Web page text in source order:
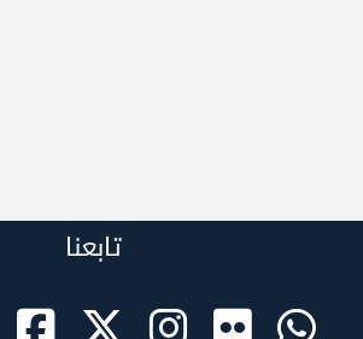
تابعنا